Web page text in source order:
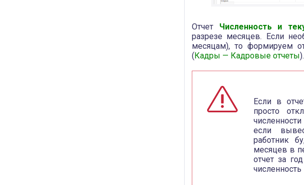
Отчет Численность и
разрезе месяцев. Если
месяцам), то формируем
(Кадры — Кадровые отчеты).
Если в
просто
если
работник
месяцев в
отчет за